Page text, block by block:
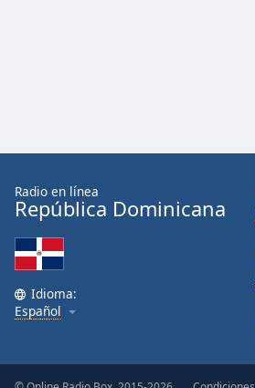
Radio en línea
República Dominicana
Idioma:
Español